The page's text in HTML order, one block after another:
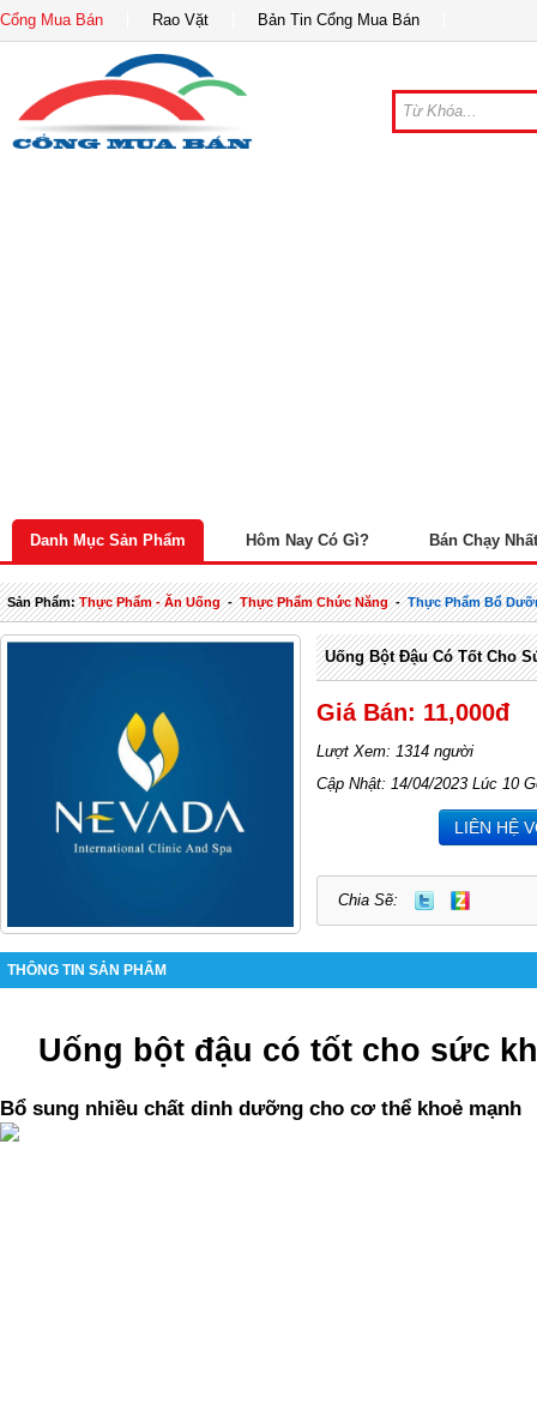
Cổng Mua Bán Rao Vặt Bản Tin Cổng Mua Bán
Danh Mục Sản Phẩm Hôm Nay Có Gì? Bán Chạy Nhất
Sản Phẩm:Thực Phẩm - Ăn Uống-Thực Phẩm Chức Năng-Thực Phẩm Bổ
Uống Bột Đậu Có Tốt Cho
Giá Bán: 11,000đ
Lượt Xem: 1314 người
Cập Nhật: 14/04/2023 Lúc 10
LIÊN HỆ
Chia Sẽ:
THÔNG TIN SẢN PHẨM
Uống bột đậu có tốt cho sức
Bổ sung nhiều chất dinh dưỡng cho cơ thể khoẻ mạnh